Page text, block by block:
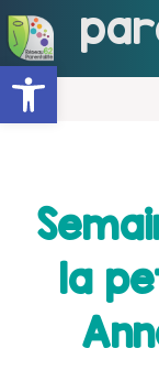
Ouvrir la barre d’outils
la